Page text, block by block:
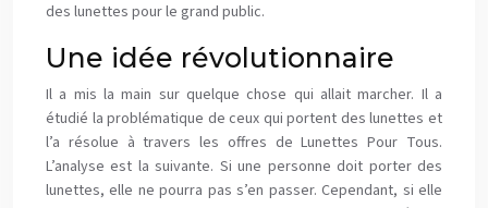
des lunettes pour le grand public.
Une idée révolutionnaire
Il a mis la main sur quelque chose qui allait marcher. Il a
étudié la problématique de ceux qui portent des lunettes et
l’a résolue à travers les offres de Lunettes Pour Tous.
L’analyse est la suivante. Si une personne doit porter des
lunettes, elle ne pourra pas s’en passer. Cependant, si elle